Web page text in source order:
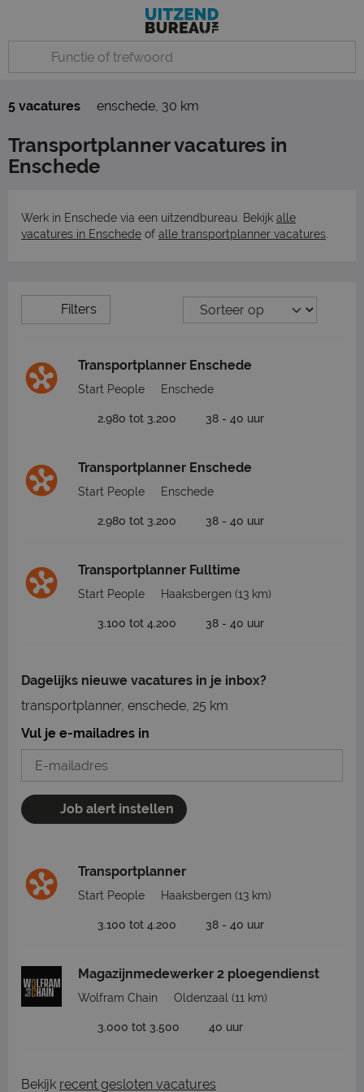
5 vacatures enschede, 30 km
Transportplanner vacatures in
Enschede
Werk in Enschede via een uitzendbureau. Bekijk alle
vacatures in Enschede of alle transportplanner vacatures
Filters
Transportplanner Enschede
Start People Enschede
2.980 tot 3.200 38 - 40 uur
Transportplanner Enschede
Start People Enschede
2.980 tot 3.200 38 - 40 uur
Transportplanner Fulltime
Start People Haaksbergen (13 km)
3.100 tot 4.200 38 - 40 uur
Dagelijks nieuwe vacatures in je inbox?
transportplanner, enschede, 25 km
Vul je e-mailadres in
Job alert instellen
Transportplanner
Start People Haaksbergen (13 km)
3.100 tot 4.200 38 - 40 uur
Magazijnmedewerker 2 ploegendienst
Wolfram Chain Oldenzaal (11 km)
3.000 tot 3.500 40 uur
Bekijk recent gesloten vacatures